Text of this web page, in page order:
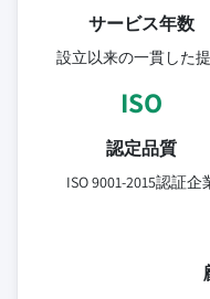
サービス年数
設立以来の一貫した
ISO
認定品質
ISO 9001-2015認証企